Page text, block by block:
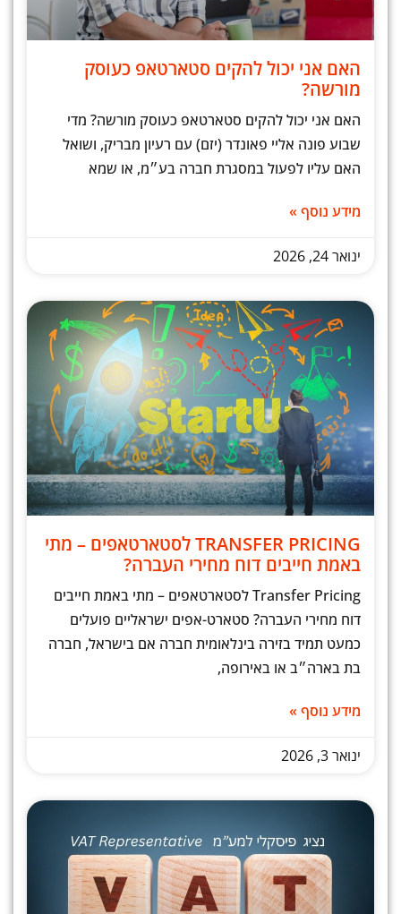
האם אני יכול להקים סטארטאפ כעוסק
מורשה?
האם אני יכול להקים סטארטאפ כעוסק מורשה? מדי
שבוע פונה אליי פאונדר (יזם) עם רעיון מבריק, ושואל
האם עליו לפעול במסגרת חברה בע״מ, או שמא
מידע נוסף »
ינואר 24, 2026
TRANSFER PRICING לסטארטאפים – מתי
באמת חייבים דוח מחירי העברה?
Transfer Pricing לסטארטאפים – מתי באמת חייבים
דוח מחירי העברה? סטארט-אפים ישראליים פועלים
כמעט תמיד בזירה בינלאומית חברה אם בישראל, חברה
בת בארה״ב או באירופה,
מידע נוסף »
ינואר 3, 2026